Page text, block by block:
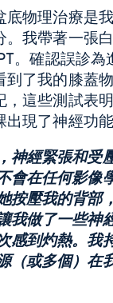
底物理治療是
。我帶著一張
。確認誤診為
到了我的膝蓋
，這些測試表
現了神經功能
神經緊張和受
會在任何影像
按壓我的背部
我做了一些神
感到灼熱。我
（或多個）在